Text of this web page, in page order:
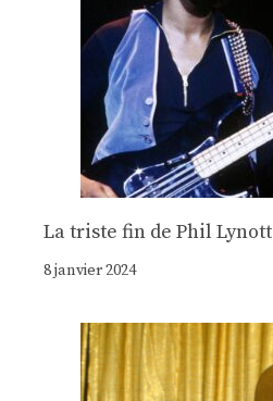
La triste fin de Phil Lynott
8 janvier 2024